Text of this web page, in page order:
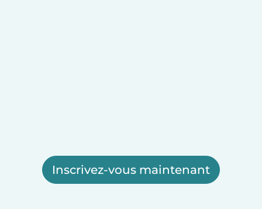
Inscrivez-vous maintenant